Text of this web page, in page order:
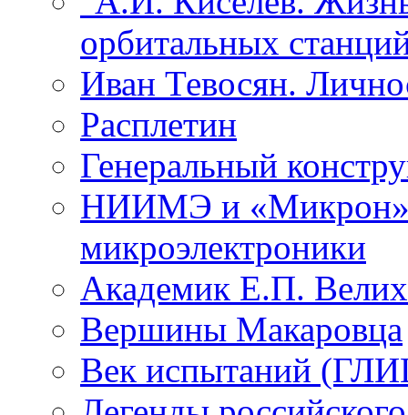
орбитальных
Иван Тевосян.
Расплетин
Генеральный
НИИМЭ и «Микрон»
микроэлектроники
Академик Е.П.
Вершины Макаровца
Век испытаний